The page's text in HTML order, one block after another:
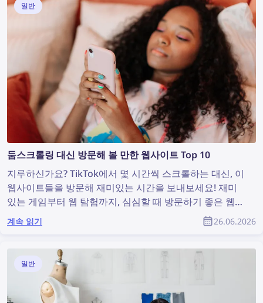
일반
둠스크롤링 대신 방문해 볼 만한 웹사이트 Top 10
지루하신가요? TikTok에서 몇 시간씩 스크롤하는 대신, 이
웹사이트들을 방문해 재미있는 시간을 보내보세요! 재미
있는 게임부터 웹 탐험까지, 심심할 때 방문하기 좋은 웹사
이트 목록을 소개합니다.
계속 읽기 26.06.2026
일반